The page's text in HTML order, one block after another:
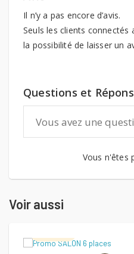
Il n’y a pas encore d’avis.
Seuls les clients
la possibilité de laisser un
Questions et
Vous n'êtes
Voir aussi